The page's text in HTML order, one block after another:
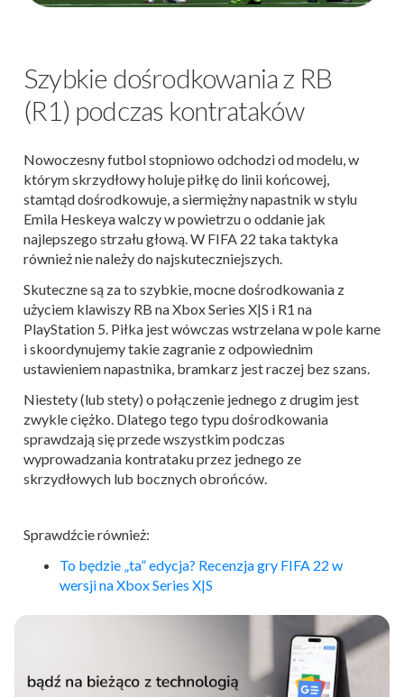
Szybkie dośrodkowania z RB
(R1) podczas kontrataków
Nowoczesny futbol stopniowo odchodzi od modelu, w
którym skrzydłowy holuje piłkę do linii końcowej,
stamtąd dośrodkowuje, a siermiężny napastnik w stylu
Emila Heskeya walczy w powietrzu o oddanie jak
najlepszego strzału głową. W FIFA 22 taka taktyka
również nie należy do najskuteczniejszych.
Skuteczne są za to szybkie, mocne dośrodkowania z
użyciem klawiszy RB na Xbox Series X|S i R1 na
PlayStation 5. Piłka jest wówczas wstrzelana w pole karne
i skoordynujemy takie zagranie z odpowiednim
ustawieniem napastnika, bramkarz jest raczej bez szans.
Niestety (lub stety) o połączenie jednego z drugim jest
zwykle ciężko. Dlatego tego typu dośrodkowania
sprawdzają się przede wszystkim podczas
wyprowadzania kontrataku przez jednego ze
skrzydłowych lub bocznych obrońców.
Sprawdźcie również:
To będzie „ta” edycja? Recenzja gry FIFA 22 w
wersji na Xbox Series X|S